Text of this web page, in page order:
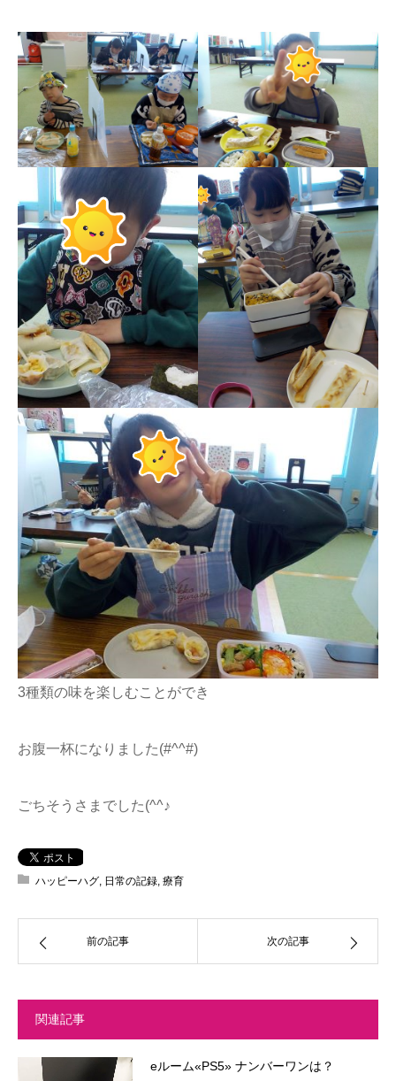
3種類の味を楽しむことができ
お腹一杯になりました(#^^#)
ごちそうさまでした(^^♪
ハッピーハグ, 日常の記録, 療育
前の記事 次の記事
関連記事
eルーム«PS5» ナンバーワンは？